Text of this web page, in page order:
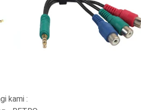
kami :